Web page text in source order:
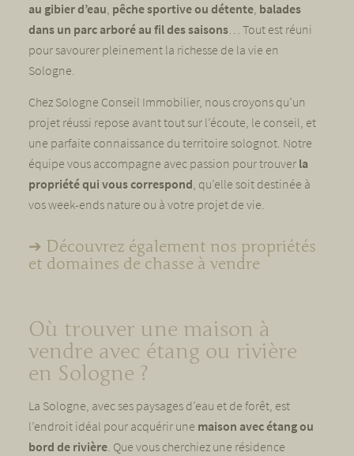
au gibier d’eau, pêche sportive ou détente, balades
dans un parc arboré au fil des saisons… Tout est réuni
pour savourer pleinement la richesse de la vie en
Sologne.
Chez Sologne Conseil Immobilier, nous croyons qu’un
projet réussi repose avant tout sur l’écoute, le conseil, et
une parfaite connaissance du territoire solognot. Notre
équipe vous accompagne avec passion pour trouver la
propriété qui vous correspond , qu’elle soit destinée à
vos week-ends nature ou à votre projet de vie.
➔ Découvrez également nos propriétés
et domaines de chasse à vendre
Où trouver une maison à
vendre avec étang ou rivière
en Sologne ?
La Sologne, avec ses paysages d’eau et de forêt, est
l’endroit idéal pour acquérir une maison avec étang ou
bord de rivière. Que vous cherchiez une résidence